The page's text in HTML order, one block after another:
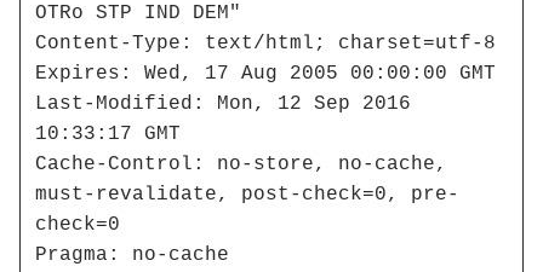
OTRo STP IND DEM"
Content-Type: text/html; charset=utf-8
Expires: Wed, 17 Aug 2005 00:00:00 GMT
Last-Modified: Mon, 12 Sep 2016
10:33:17 GMT
Cache-Control: no-store, no-cache,
must-revalidate, post-check=0, pre-
check=0
Pragma: no-cache